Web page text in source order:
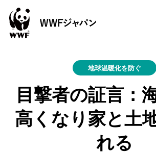
地球温暖化を防ぐ
目撃者の証言：
高くなり家と土
れる